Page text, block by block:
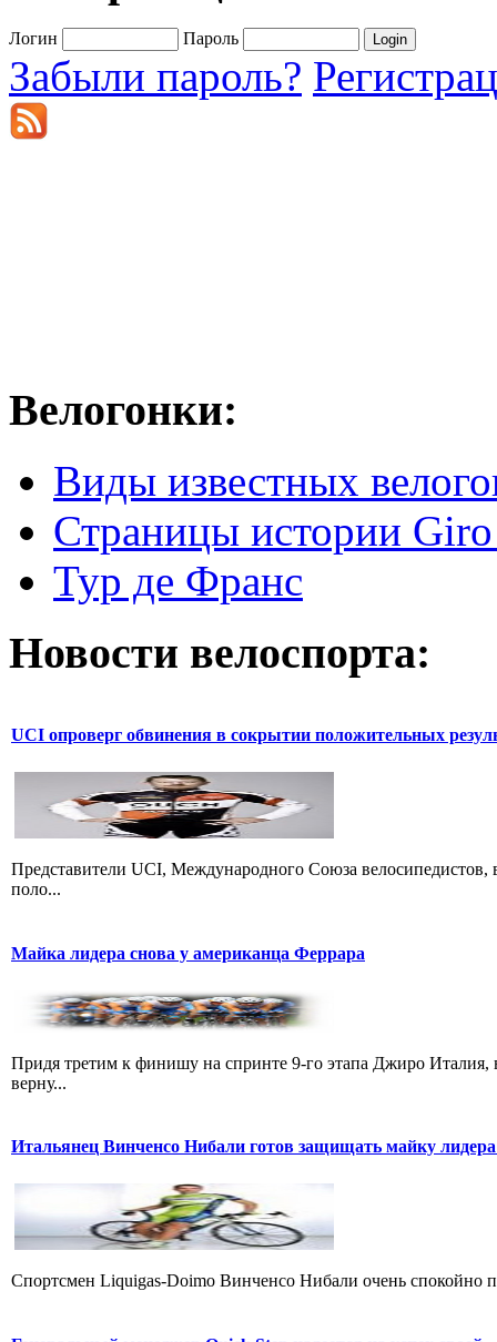
Логин Пароль
Забыли пароль?
Велогонки:
Виды известных
Страницы истории
Тур де Франс
Новости велоспорта:
UCI опроверг обвинения в сокрытии положительных
Представители UCI, Международного Союза
поло...
Майка лидера снова у американца Феррара
Придя третим к финишу на спринте 9-го этапа Джиро
верну...
Итальянец Винченсо Нибали готов защищать майку
Cпортсмен Liquigas-Doimo Винченсо Нибали очень спокойно